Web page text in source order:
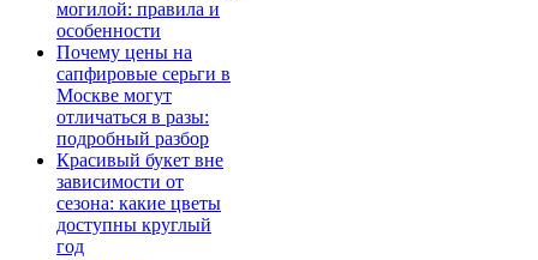
могилой: правила и
особенности
Почему цены на
сапфировые серьги в
Москве могут
отличаться в разы:
подробный разбор
Красивый букет вне
зависимости от
сезона: какие цветы
доступны круглый
год